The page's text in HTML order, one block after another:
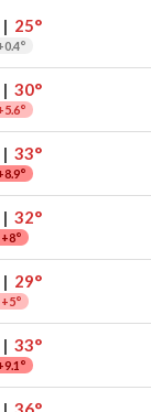
25°
30°
33°
32°
+8°
29°
+5°
33°